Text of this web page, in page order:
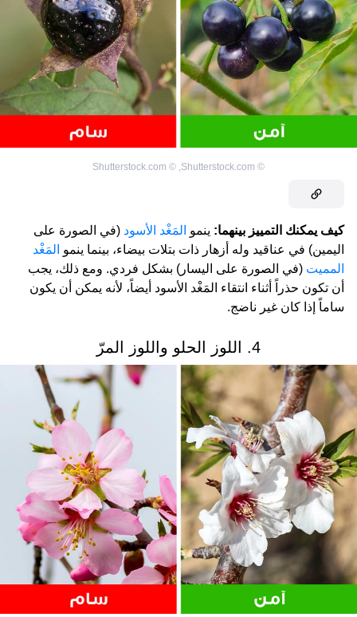
©
Shutterstock.com
,
©
Shutterstock.com
كيف يمكنك التمييز بينهما: ينمو المَغْد الأسود (في الصورة على
اليمين) في عناقيد وله أزهار ذات بتلات بيضاء، بينما ينمو المَغْد
المميت (في الصورة على اليسار) بشكل فردي. ومع ذلك، يجب
أن تكون حذراً أثناء انتقاء المَغْد الأسود أيضاً، لأنه يمكن أن يكون
ساماً إذا كان غير ناضج.
4. اللوز الحلو واللوز المرّ